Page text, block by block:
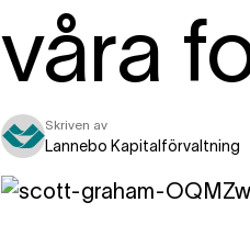
våra
Skriven av
Lannebo Kapitalförvaltning